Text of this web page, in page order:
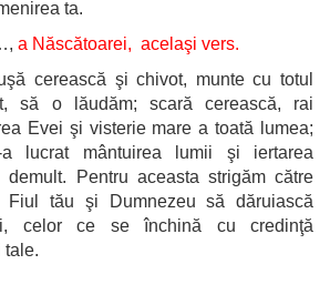
ta.
a Născătoarei, acelaşi vers.
cerească şi chivot, munte cu totul
să o lăudăm; scară cerească, rai
Evei şi visterie mare a toată lumea;
lucrat mântuirea lumii şi iertarea
Pentru aceasta strigăm către
Fiul tău şi Dumnezeu să dăruiască
celor ce se închină cu credinţă
tale.